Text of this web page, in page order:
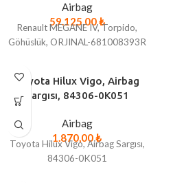
Airbag
59.125,00₺
Renault MEGANE IV, Torpido,
Göhüslük, ORJINAL-681008393R
Toyota Hilux Vigo, Airbag
Sargısı, 84306-0K051
Airbag
1.870,00₺
Toyota Hilux Vigo, Airbag Sargısı,
84306-0K051